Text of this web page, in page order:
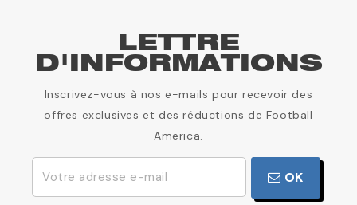
LETTRE
D'INFORMATIONS
Inscrivez-vous à nos e-mails pour recevoir des
offres exclusives et des réductions de Football
America.
OK